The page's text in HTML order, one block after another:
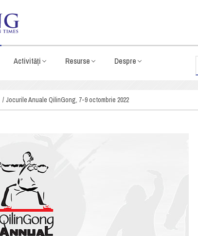
Activități Resurse Despre
Jocurile Anuale QilinGong, 7-9 octombrie 2022